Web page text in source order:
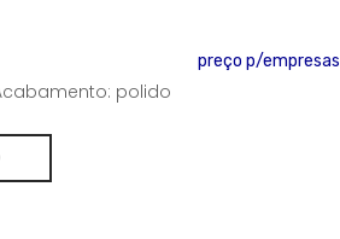
preço p/empresas
polido